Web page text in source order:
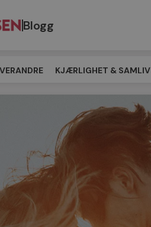
Blogg
KJÆRLIGHET & SAMLIV
TIL MØTEPLASSEN